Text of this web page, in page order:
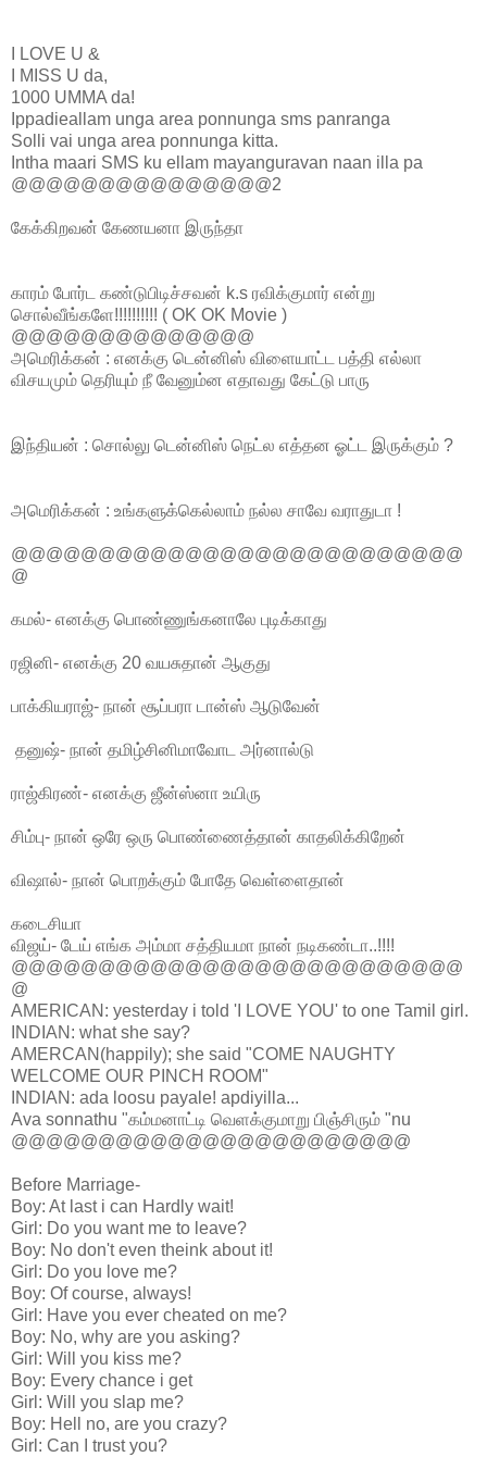
I LOVE U &
I MISS U da,
1000 UMMA da!
Ippadieallam unga area ponnunga sms panranga
Solli vai unga area ponnunga kitta.
Intha maari SMS ku ellam mayanguravan naan illa pa
@@@@@@@@@@@@@@@2
கேக்கிறவன் கேணயனா இருந்தா
காரம் போர்ட கண்டுபிடிச்சவன் k.s ரவிக்குமார் என்று
சொல்வீங்களே!!!!!!!!!! ( OK OK Movie )
@@@@@@@@@@@@@@
அமெரிக்கன் : எனக்கு டென்னிஸ் விளையாட்ட பத்தி எல்லா
விசயமும் தெரியும் நீ வேனும்ன எதாவது கேட்டு பாரு
இந்தியன் : சொல்லு டென்னிஸ் நெட்ல எத்தன ஓட்ட இருக்கும் ?
அமெரிக்கன் : உங்களுக்கெல்லாம் நல்ல சாவே வராதுடா !
@@@@@@@@@@@@@@@@@@@@@@@@@@
@
கமல்- எனக்கு பொண்ணுங்கனாலே புடிக்காது
ரஜினி- எனக்கு 20 வயசுதான் ஆகுது
பாக்கியராஜ்- நான் சூப்பரா டான்ஸ் ஆடுவேன்
தனுஷ்- நான் தமிழ்சினிமாவோட அர்னால்டு
ராஜ்கிரண்- எனக்கு ஜீன்ஸ்னா உயிரு
சிம்பு- நான் ஒரே ஒரு பொண்ணைத்தான் காதலிக்கிறேன்
விஷால்- நான் பொறக்கும் போதே வெள்ளைதான்
கடைசியா
விஜய்- டேய் எங்க அம்மா சத்தியமா நான் நடிகண்டா..!!!!
@@@@@@@@@@@@@@@@@@@@@@@@@@
@
AMERICAN: yesterday i told 'I LOVE YOU' to one Tamil girl.
INDIAN: what she say?
AMERCAN(happily); she said "COME NAUGHTY
WELCOME OUR PINCH ROOM"
INDIAN: ada loosu payale! apdiyilla...
Ava sonnathu "கம்மனாட்டி வெளக்குமாறு பிஞ்சிரும் "nu
@@@@@@@@@@@@@@@@@@@@@@@
Before Marriage-
Boy: At last i can Hardly wait!
Girl: Do you want me to leave?
Boy: No don't even theink about it!
Girl: Do you love me?
Boy: Of course, always!
Girl: Have you ever cheated on me?
Boy: No, why are you asking?
Girl: Will you kiss me?
Boy: Every chance i get
Girl: Will you slap me?
Boy: Hell no, are you crazy?
Girl: Can I trust you?